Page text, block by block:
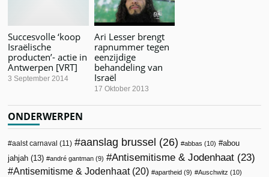
Succesvolle ‘koop
Israëlische
producten’- actie in
Antwerpen [VRT]
3 September 2014
Ari Lesser brengt
rapnummer tegen
eenzijdige
behandeling van
Israël
17 Oktober 2013
ONDERWERPEN
aalst carnaval (11) aanslag brussel (26) abbas (10)
abou
jahjah (13) andré gantman (9) Antisemitisme & Jodenhaat (23)
Antisemitisme & Jodenhaat(20) apartheid (9) Auschwitz (10)